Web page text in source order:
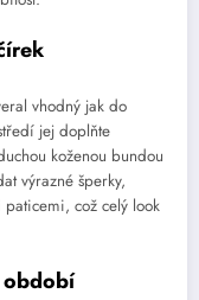
vhodný jak do
jej doplňte
koženou bundou
výrazné šperky,
což celý look